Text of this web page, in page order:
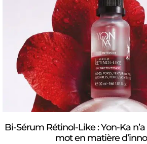
Bi-Sérum Rétinol-Like : Yon-Ka
mot en matière